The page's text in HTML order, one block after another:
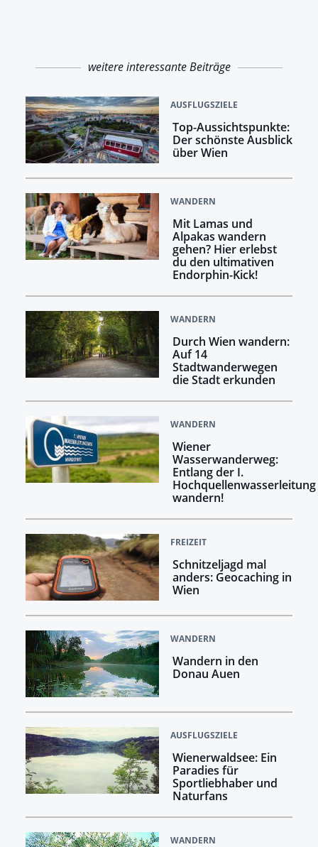
weitere interessante Beiträge
AUSFLUGSZIELE
Top-Aussichtspunkte:
Der schönste Ausblick
über Wien
WANDERN
Mit Lamas und
Alpakas wandern
gehen? Hier erlebst
du den ultimativen
Endorphin-Kick!
WANDERN
Durch Wien wandern:
Auf 14
Stadtwanderwegen
die Stadt erkunden
WANDERN
Wiener
Wasserwanderweg:
Entlang der I.
Hochquellenwasserleitung
wandern!
FREIZEIT
Schnitzeljagd mal
anders: Geocaching in
Wien
WANDERN
Wandern in den
Donau Auen
AUSFLUGSZIELE
Wienerwaldsee: Ein
Paradies für
Sportliebhaber und
Naturfans
WANDERN